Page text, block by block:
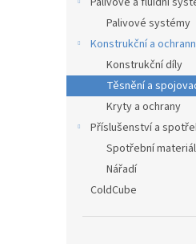
Palivové systémy
Konstrukční a
Konstrukční díly
Těsnění a
Kryty a ochrany
Příslušenství a
Spotřební materiál
Nářadí
ColdCube